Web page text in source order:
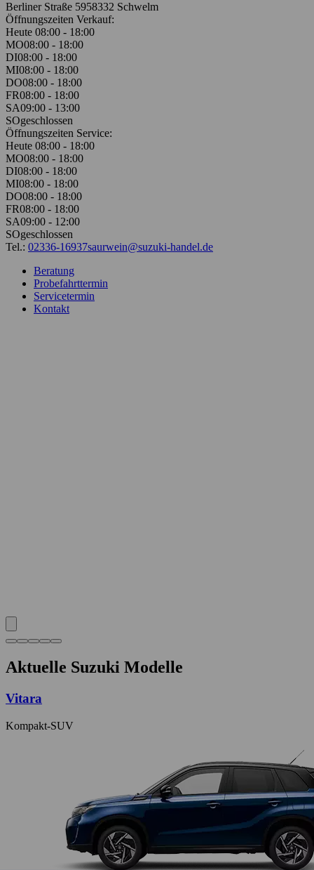
Berliner Straße 5958332 Schwelm
Öffnungszeiten Verkauf:
Heute 08:00 - 18:00
MO08:00 - 18:00
DI08:00 - 18:00
MI08:00 - 18:00
DO08:00 - 18:00
FR08:00 - 18:00
SA09:00 - 13:00
SOgeschlossen
Öffnungszeiten Service:
Heute 08:00 - 18:00
MO08:00 - 18:00
DI08:00 - 18:00
MI08:00 - 18:00
DO08:00 - 18:00
FR08:00 - 18:00
SA09:00 - 12:00
SOgeschlossen
Tel.: 02336-16937saurwein@suzuki-handel.de
Beratung
Probefahrttermin
Servicetermin
Kontakt
Aktuelle Suzuki Modelle
Vitara
Kompakt-SUV